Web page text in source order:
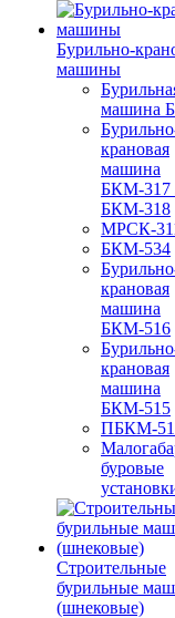
Бурильно-
машины
машина
крановая
машина
БКМ-317
БКМ-318
МРСК-
БКМ-534
крановая
машина
БКМ-516
крановая
машина
БКМ-515
ПБКМ-
буровые
Строительные
бурильные
(шнековые)